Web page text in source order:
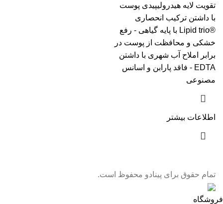
تقویت لایه هیدرولیپیدی پوست
با داشتن ترکیب انحصاری
®Lipid trio با پایه گیاهی - رفع
خشکی و محافظت از پوست در
برابر املاح آب شهری با داشتن
EDTA - فاقد پارابن و اسانس
مصنوعی
اطلاعات بیشتر
تمام حقوق برای پینادو محفوظ است.
فروشگاه